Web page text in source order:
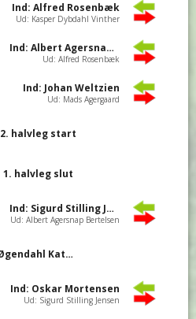
Ind: Alfred Rosenbæk
Ud: Kasper Dybdahl Vinther
Ind: Albert Agersnap Bertelsen
Ud: Alfred Rosenbæk
Ind: Johan Weltzien
Ud: Mads Agergaard
2. halvleg start
1. halvleg slut
Ind: Sigurd Stilling Jensen
Ud: Albert Agersnap Bertelsen
Aksel Øgendahl Kattenhøj
Ind: Oskar Mortensen
Ud: Sigurd Stilling Jensen